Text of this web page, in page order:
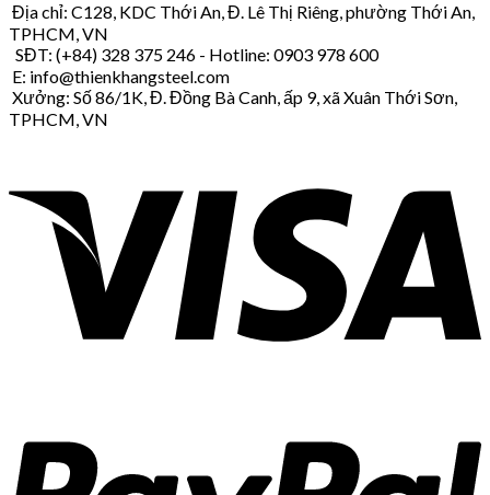
Địa chỉ: C128, KDC Thới An, Đ. Lê Thị Riêng, phường Thới An,
TPHCM, VN
SĐT: (+84) 328 375 246 - Hotline: 0903 978 600
E: info@thienkhangsteel.com
Xưởng: Số 86/1K, Đ. Đồng Bà Canh, ấp 9, xã Xuân Thới Sơn,
TPHCM, VN